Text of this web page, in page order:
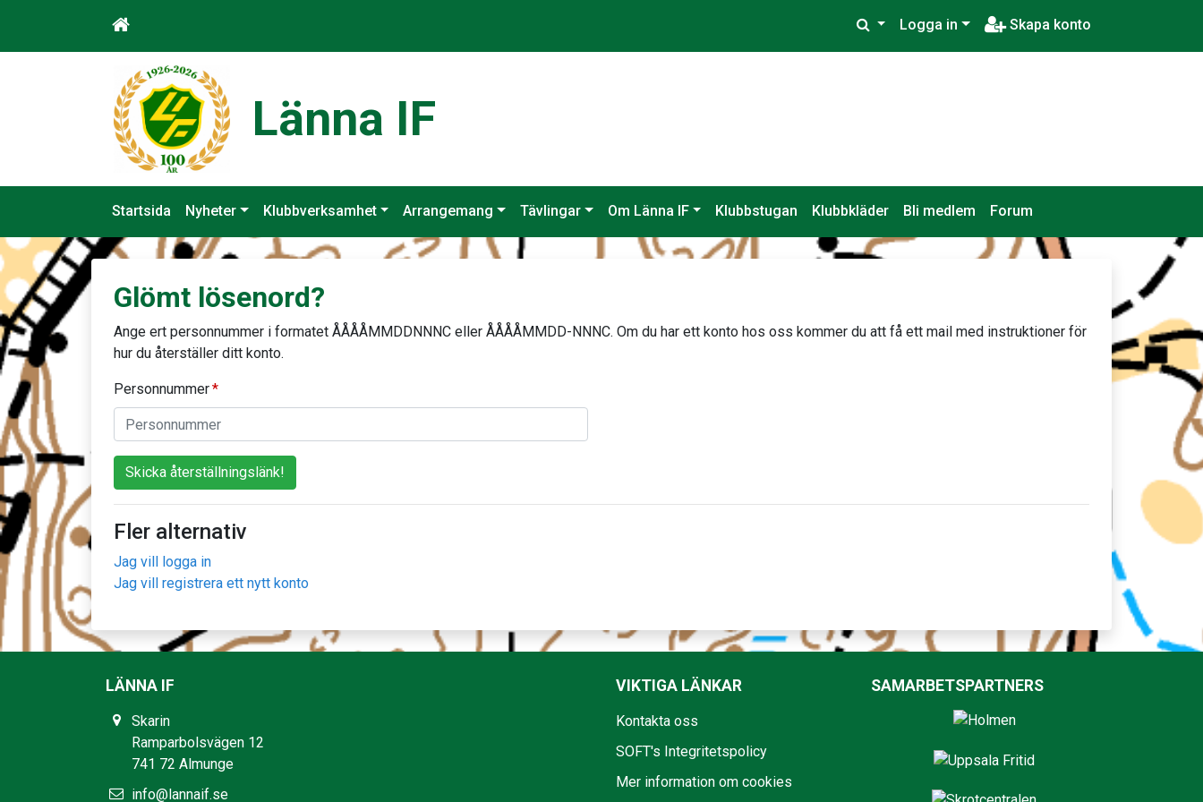
Logga in Skapa konto
Länna IF
Startsida Nyheter Klubbverksamhet Arrangemang Tävlingar Om Länna IF Klubbstugan Klubbkläder Bli medlem Forum
Glömt lösenord?
Ange ert personnummer i formatet ÅÅÅÅMMDDNNNC eller ÅÅÅÅMMDD-NNNC. Om du har ett konto hos oss kommer du att få ett mail med instruktioner för
hur du återställer ditt konto.
Personnummer
Skicka återställningslänk!
Fler alternativ
Jag vill logga in
Jag vill registrera ett nytt konto
LÄNNA IF
Skarin
Ramparbolsvägen 12
741 72 Almunge
info@lannaif.se
VIKTIGA LÄNKAR
Kontakta oss
SOFT's Integritetspolicy
Mer information om cookies
SAMARBETSPARTNERS